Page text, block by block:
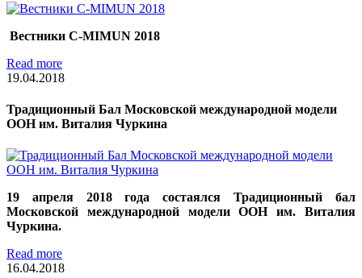
Вестники C-MIMUN 2018
Read more
19.04.2018
Традиционный Бал Московской международной модели
ООН им. Виталия Чуркина
19 апреля 2018 года состаялся Традиционный бал
Московской международной модели ООН им. Виталия
Чуркина.
Read more
16.04.2018